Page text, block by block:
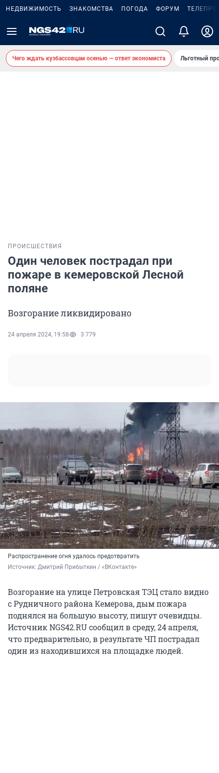
НЕДВИЖИМОСТЬ ЗНАКОМСТВА ПОГОДА ФОРУМ
Чего ждать кузбассовцам осенью — ответ экономиста Льготный
ПРОИСШЕСТВИЯ
Один человек пострадал при
пожаре в кемеровской Лесной
поляне
Возгорание ликвидировано
24 апреля 2024, 19:58 3 779
Распространение огня удалось предотвратить
Источник: Дмитрий Прибыткин / «ВКонтакте»
Возгорание на улице Петровская ТЭЦ стало видно
с Рудничного района Кемерова, дым пожара
поднялся на большую высоту, пишут очевидцы.
Источник NGS42.RU сообщил в среду, 24 апреля,
что предварительно, в результате ЧП пострадал
один из находившихся на площадке людей.